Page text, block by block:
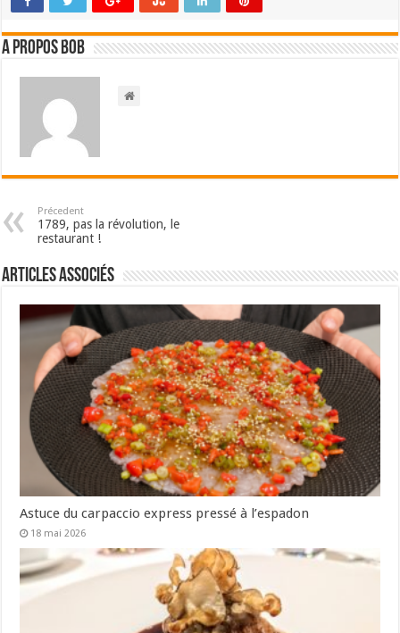
A propos bOb
Précedent
1789, pas la révolution, le
restaurant !
Articles associés
Astuce du carpaccio express pressé à l’espadon
18 mai 2026